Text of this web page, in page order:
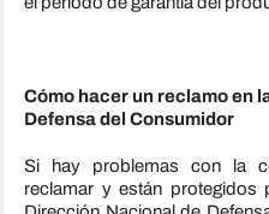
Cómo hacer un reclamo en
Defensa del Consumidor
Si hay problemas con la
reclamar y están protegidos